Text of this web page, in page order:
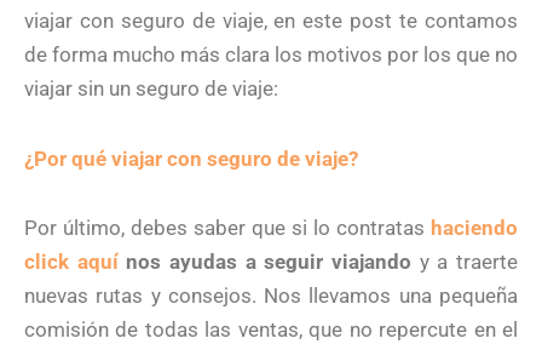
viajar con seguro de viaje, en este post te contamos
de forma mucho más clara los motivos por los que no
viajar sin un seguro de viaje:
¿Por qué viajar con seguro de viaje?
Por último, debes saber que si lo contratas haciendo
click aquí nos ayudas a seguir viajando y a traerte
nuevas rutas y consejos. Nos llevamos una pequeña
comisión de todas las ventas, que no repercute en el